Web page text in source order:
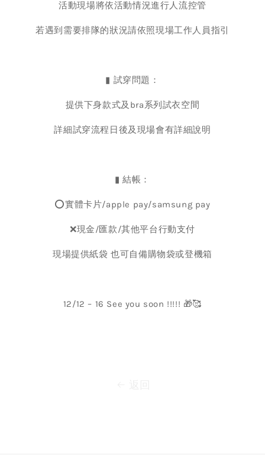
活動現場將依活動情況進行人流控管
若遇到需要排隊的狀況請依照現場工作人員指引
▮ 試穿問題：
提供下身款式及bra系列試衣空間
詳細試穿流程日後及現場會有詳細說明
▮ 結帳：
⭕️實體卡片/apple pay/samsung pay
❌現金/匯款/其他平台行動支付
現場提供紙袋 也可自備購物袋或登機箱
12/12 – 16 See you soon !!!!! 🎁🥰